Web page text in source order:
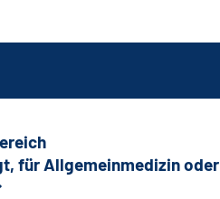
für Allgemeinmedizin oder